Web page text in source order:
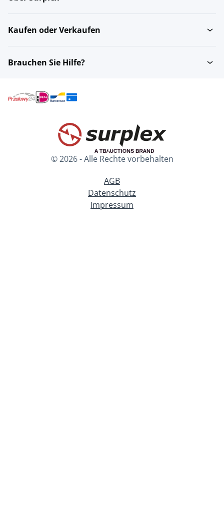
Kaufen oder Verkaufen
Brauchen Sie Hilfe?
© 2026 - Alle Rechte vorbehalten
AGB
Datenschutz
Impressum